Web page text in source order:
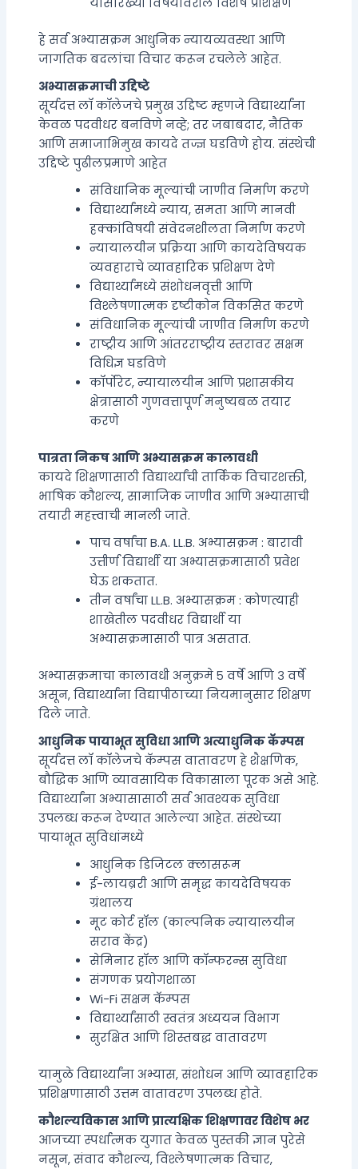
यांसारख्या विषयांवरील विशेष प्रशिक्षण
हे सर्व अभ्यासक्रम आधुनिक न्यायव्यवस्था आणि
जागतिक बदलांचा विचार करून रचलेले आहेत.
अभ्यासक्रमाची उद्दिष्टे
सूर्यदत्त लॉ कॉलेजचे प्रमुख उद्दिष्ट म्हणजे विद्यार्थ्यांना
केवळ पदवीधर बनविणे नव्हे; तर जबाबदार, नैतिक
आणि समाजाभिमुख कायदे तज्ज्ञ घडविणे होय. संस्थेची
उद्दिष्टे पुढीलप्रमाणे आहेत
संविधानिक मूल्यांची जाणीव निर्माण करणे
विद्यार्थ्यांमध्ये न्याय, समता आणि मानवी
हक्कांविषयी संवेदनशीलता निर्माण करणे
न्यायालयीन प्रक्रिया आणि कायदेविषयक
व्यवहाराचे व्यावहारिक प्रशिक्षण देणे
विद्यार्थ्यांमध्ये संशोधनवृत्ती आणि
विश्लेषणात्मक दृष्टीकोन विकसित करणे
संविधानिक मूल्यांची जाणीव निर्माण करणे
राष्ट्रीय आणि आंतरराष्ट्रीय स्तरावर सक्षम
विधिज्ञ घडविणे
कॉर्पोरेट, न्यायालयीन आणि प्रशासकीय
क्षेत्रासाठी गुणवत्तापूर्ण मनुष्यबळ तयार
करणे
पात्रता निकष आणि अभ्यासक्रम कालावधी
कायदे शिक्षणासाठी विद्यार्थ्यांची तार्किक विचारशक्ती,
भाषिक कौशल्य, सामाजिक जाणीव आणि अभ्यासाची
तयारी महत्त्वाची मानली जाते.
पाच वर्षांचा B.A. LL.B. अभ्यासक्रम : बारावी
उत्तीर्ण विद्यार्थी या अभ्यासक्रमासाठी प्रवेश
घेऊ शकतात.
तीन वर्षांचा LL.B. अभ्यासक्रम : कोणत्याही
शाखेतील पदवीधर विद्यार्थी या
अभ्यासक्रमासाठी पात्र असतात.
अभ्यासक्रमाचा कालावधी अनुक्रमे ५ वर्षे आणि ३ वर्षे
असून, विद्यार्थ्यांना विद्यापीठाच्या नियमानुसार शिक्षण
दिले जाते.
आधुनिक पायाभूत सुविधा आणि अत्याधुनिक कॅम्पस
सूर्यदत्त लॉ कॉलेजचे कॅम्पस वातावरण हे शैक्षणिक,
बौद्धिक आणि व्यावसायिक विकासाला पूरक असे आहे.
विद्यार्थ्यांना अभ्यासासाठी सर्व आवश्यक सुविधा
उपलब्ध करून देण्यात आलेल्या आहेत. संस्थेच्या
पायाभूत सुविधांमध्ये
आधुनिक डिजिटल क्लासरूम
ई-लायब्ररी आणि समृद्ध कायदेविषयक
ग्रंथालय
मूट कोर्ट हॉल (काल्पनिक न्यायालयीन
सराव केंद्र)
सेमिनार हॉल आणि कॉन्फरन्स सुविधा
संगणक प्रयोगशाळा
Wi-Fi सक्षम कॅम्पस
विद्यार्थ्यांसाठी स्वतंत्र अध्ययन विभाग
सुरक्षित आणि शिस्तबद्ध वातावरण
यामुळे विद्यार्थ्यांना अभ्यास, संशोधन आणि व्यावहारिक
प्रशिक्षणासाठी उत्तम वातावरण उपलब्ध होते.
कौशल्यविकास आणि प्रात्यक्षिक शिक्षणावर विशेष भर
आजच्या स्पर्धात्मक युगात केवळ पुस्तकी ज्ञान पुरेसे
नसून, संवाद कौशल्य, विश्लेषणात्मक विचार,